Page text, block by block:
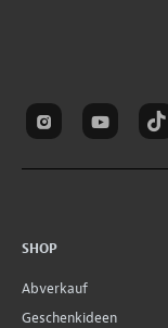
SHOP
Abverkauf
Geschenkideen